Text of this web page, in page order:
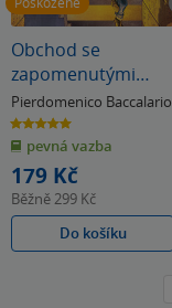
Obchod se
zapomenutými
mapami
(poškozená)
Pierdomenico Baccalario
5.0
z
5
hvězdiček
pevná vazba
179 Kč
Běžně299 Kč
Do košíku